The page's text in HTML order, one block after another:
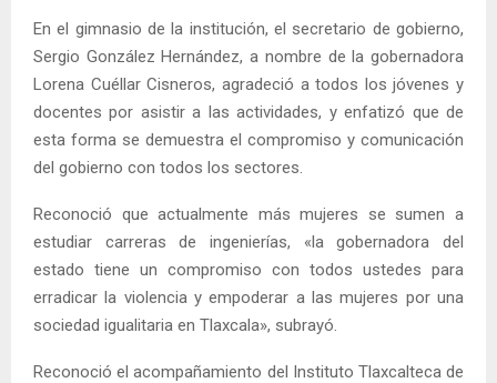
En el gimnasio de la institución, el secretario de gobierno,
Sergio González Hernández, a nombre de la gobernadora
Lorena Cuéllar Cisneros, agradeció a todos los jóvenes y
docentes por asistir a las actividades, y enfatizó que de
esta forma se demuestra el compromiso y comunicación
del gobierno con todos los sectores.
Reconoció que actualmente más mujeres se sumen a
estudiar carreras de ingenierías, «la gobernadora del
estado tiene un compromiso con todos ustedes para
erradicar la violencia y empoderar a las mujeres por una
sociedad igualitaria en Tlaxcala», subrayó.
Reconoció el acompañamiento del Instituto Tlaxcalteca de